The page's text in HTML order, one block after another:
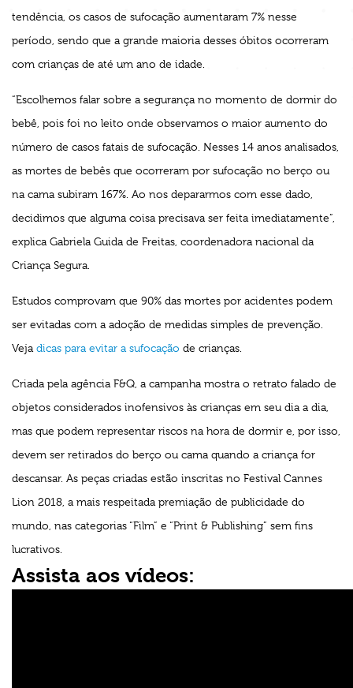
tendência, os casos de sufocação aumentaram 7% nesse
período, sendo que a grande maioria desses óbitos ocorreram
com crianças de até um ano de idade.
“Escolhemos falar sobre a segurança no momento de dormir do
bebê, pois foi no leito onde observamos o maior aumento do
número de casos fatais de sufocação. Nesses 14 anos analisados,
as mortes de bebês que ocorreram por sufocação no berço ou
na cama subiram 167%. Ao nos depararmos com esse dado,
decidimos que alguma coisa precisava ser feita imediatamente”,
explica Gabriela Guida de Freitas, coordenadora nacional da
Criança Segura.
Estudos comprovam que 90% das mortes por acidentes podem
ser evitadas com a adoção de medidas simples de prevenção.
Veja dicas para evitar a sufocação de crianças.
Criada pela agência F&Q, a campanha mostra o retrato falado de
objetos considerados inofensivos às crianças em seu dia a dia,
mas que podem representar riscos na hora de dormir e, por isso,
devem ser retirados do berço ou cama quando a criança for
descansar. As peças criadas estão inscritas no Festival Cannes
Lion 2018, a mais respeitada premiação de publicidade do
mundo, nas categorias “Film” e “Print & Publishing” sem fins
lucrativos.
Assista aos vídeos: